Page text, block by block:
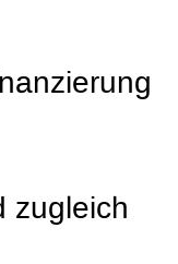
zugleich